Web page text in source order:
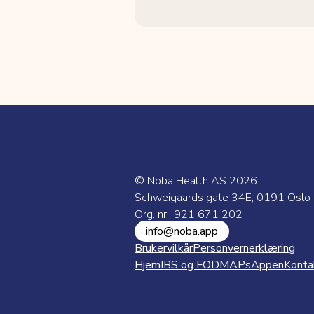
© Noba Health AS 2026
Schweigaards gate 34E, 0191 Oslo
Org. nr.: 921 671 202
info@noba.app
BrukervilkårPersonvernerklæring
HjemIBS og FODMAPsAppen